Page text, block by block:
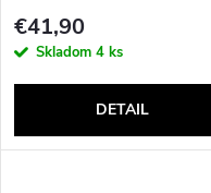
€41,90
Skladom 4 ks
DETAIL